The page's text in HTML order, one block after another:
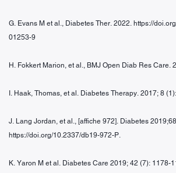
G. Evans M et al., Diabetes Ther. 2022. https://
01253-9
H. Fokkert Marion, et al., BMJ Open Diab Res Care.
I. Haak, Thomas, et al. Diabetes Therapy. 2017; 8
J. Lang Jordan, et al., [affiche 972]. Diabetes
https://doi.org/10.2337/db19-972-P.
K. Yaron M et al. Diabetes Care 2019; 42 (7): 1178-